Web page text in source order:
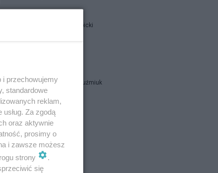
Jan Filip Libicki
Zbigniew Kuźmiuk
Napisz notkę
i przechowujemy
standardowe
reklam,
Za zgodą
oraz aktywnie
prosimy o
i zawsze możesz
strony
.
się